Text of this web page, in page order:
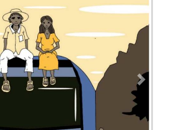
Directorio Aviso de privacidad